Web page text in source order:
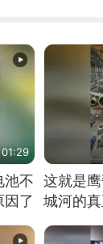
01:29
池不
因了
这就是
城河的